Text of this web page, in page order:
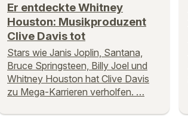
Er entdeckte Whitney
Houston: Musikproduzent
Clive Davis tot
Stars wie Janis Joplin, Santana,
Bruce Springsteen, Billy Joel und
Whitney Houston hat Clive Davis
zu Mega-Karrieren verholfen. …